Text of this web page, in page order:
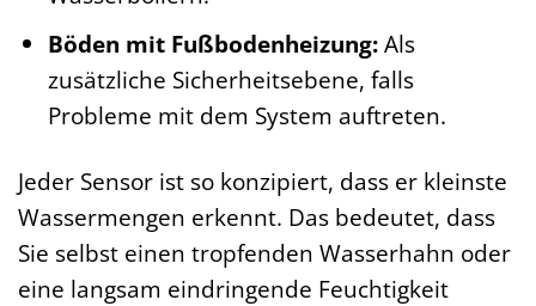
Böden mit Fußbodenheizung:Als
zusätzliche Sicherheitsebene, falls
Probleme mit dem System auftreten.
Jeder Sensor ist so konzipiert, dass er kleinste
Wassermengen erkennt. Das bedeutet, dass
Sie selbst einen tropfenden Wasserhahn oder
eine langsam eindringende Feuchtigkeit